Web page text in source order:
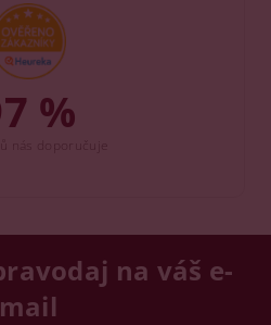
%
na váš e-
mail